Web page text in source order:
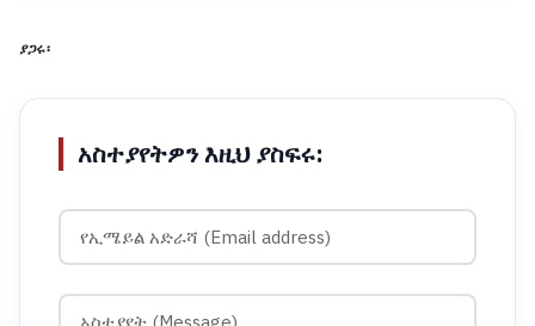
ያጋሩ፡
አስተያየትዎን እዚህ ያስፍሩ: